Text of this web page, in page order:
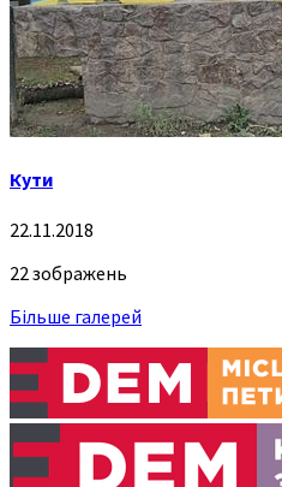
Кути
22.11.2018
22 зображень
Більше галерей